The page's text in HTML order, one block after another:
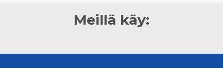
Meillä käy: